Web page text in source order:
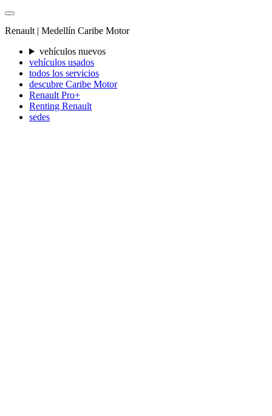
Renault | Medellín Caribe Motor
vehículos nuevos
vehículos usados
todos los servicios
descubre Caribe Motor
Renault Pro+
Renting Renault
sedes